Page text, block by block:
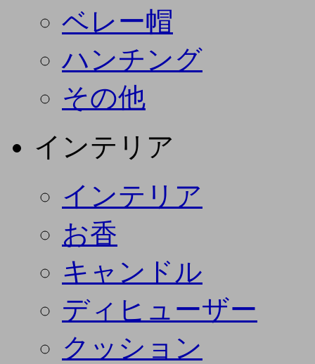
ベレー帽
ハンチング
その他
インテリア
インテリア
お香
キャンドル
ディヒューザー
クッション